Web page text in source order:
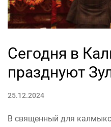
Сегодня в
празднуют
25.12.2024
В священный для